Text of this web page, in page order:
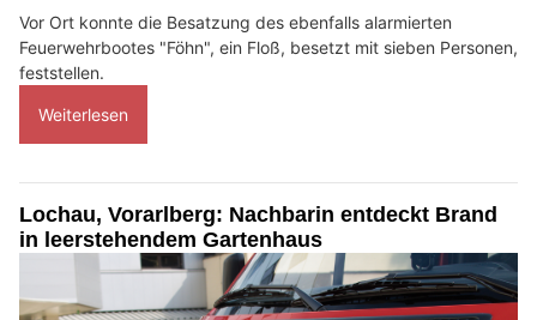
Vor Ort konnte die Besatzung des ebenfalls alarmierten
Feuerwehrbootes "Föhn", ein Floß, besetzt mit sieben Personen,
feststellen.
Weiterlesen
Lochau, Vorarlberg: Nachbarin entdeckt Brand
in leerstehendem Gartenhaus